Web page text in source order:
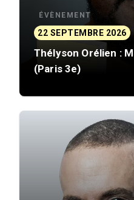
ÉVÈNEMENT
22 SEPTEMBRE 2026
Thélyson Orélien :
(Paris 3e)